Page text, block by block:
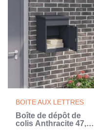
BOITE AUX LETTRES
Boîte de dépôt de
colis Anthracite 47,5 x